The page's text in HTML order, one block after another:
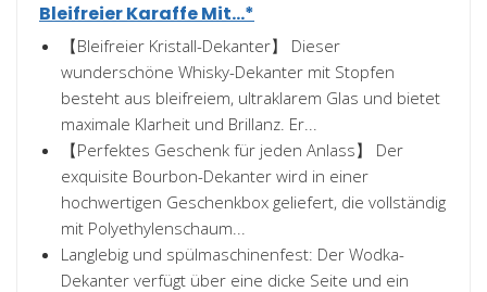
Bleifreier Karaffe Mit...*
【Bleifreier Kristall-Dekanter】 Dieser
wunderschöne Whisky-Dekanter mit Stopfen
besteht aus bleifreiem, ultraklarem Glas und bietet
maximale Klarheit und Brillanz. Er...
【Perfektes Geschenk für jeden Anlass】 Der
exquisite Bourbon-Dekanter wird in einer
hochwertigen Geschenkbox geliefert, die vollständig
mit Polyethylenschaum...
Langlebig und spülmaschinenfest: Der Wodka-
Dekanter verfügt über eine dicke Seite und ein